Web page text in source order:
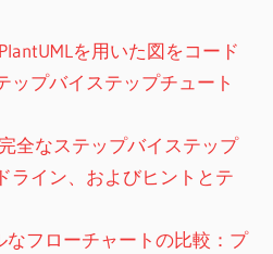
を用いた図をコード
ップバイステップチュート
全なステップバイステップ
ライン、およびヒントとテ
なフローチャートの比較：プ